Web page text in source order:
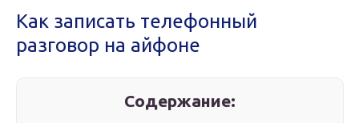
Как записать телефонный
разговор на айфоне
Содержание: